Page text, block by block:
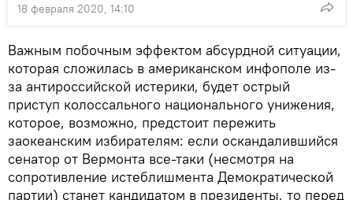
18 февраля 2020, 14:10
Важным побочным эффектом абсурдной ситуации,
которая сложилась в американском инфополе из-
за антироссийской истерики, будет острый
приступ колоссального национального унижения,
которое, возможно, предстоит пережить
заокеанским избирателям: если оскандалившийся
сенатор от Вермонта все-таки (несмотря на
сопротивление истеблишмента Демократической
партии) станет кандидатом в президенты, то перед